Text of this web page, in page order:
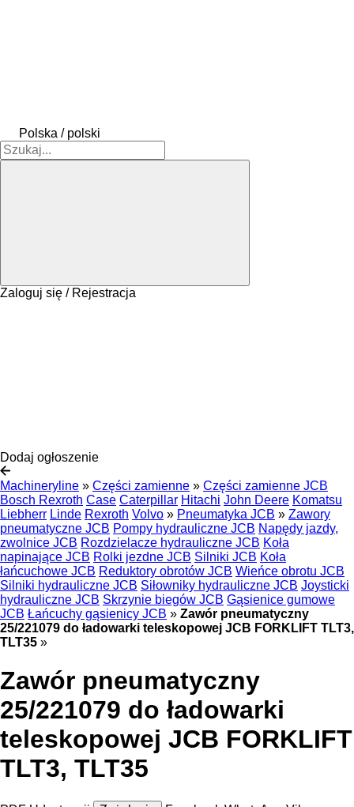
Polska / polski
Zaloguj się / Rejestracja
Dodaj ogłoszenie
Machineryline » Części zamienne » Części zamienne JCB
Bosch Rexroth Case Caterpillar Hitachi John Deere Komatsu
Liebherr Linde Rexroth Volvo » Pneumatyka JCB » Zawory
pneumatyczne JCB Pompy hydrauliczne JCB Napędy jazdy,
zwolnice JCB Rozdzielacze hydrauliczne JCB Koła
napinające JCB Rolki jezdne JCB Silniki JCB Koła
łańcuchowe JCB Reduktory obrotów JCB Wieńce obrotu JCB
Silniki hydrauliczne JCB Siłowniky hydrauliczne JCB Joysticki
hydrauliczne JCB Skrzynie biegów JCB Gąsienice gumowe
JCB Łańcuchy gąsienicy JCB » Zawór pneumatyczny
25/221079 do ładowarki teleskopowej JCB FORKLIFT TLT3,
TLT35 »
Zawór pneumatyczny
25/221079 do ładowarki
teleskopowej JCB FORKLIFT
TLT3, TLT35